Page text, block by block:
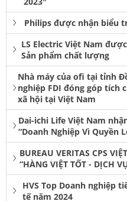
Philips được nhận biểu
LS Electric Việt Nam
Sản phẩm chất lượng
Nhà máy của ofi tại tỉnh
nghiệp FDI đóng góp tích
xã hội tại Việt Nam
Dai-ichi Life Việt Nam
“Doanh Nghiệp Vì Quyền
BUREAU VERITAS CPS
“HÀNG VIỆT TỐT - DỊCH
HVS Top Doanh nghiệp
tế năm 2024